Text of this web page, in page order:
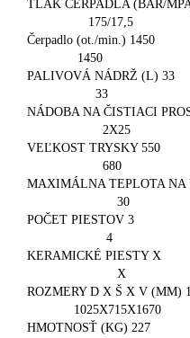
TLAK
175/17,5
Čerpadlo
1450
PALIVOVÁ
33
NÁDOBA NA
2X25
VEĽKOST
680
MAXIMÁLNA
30
POČET
4
X
ROZMERY D X Š X
1025X715X1670